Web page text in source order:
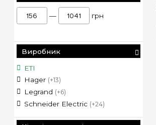
— грн
Виробник
ETI
Hager (+13)
Legrand (+6)
Schneider Electric (+24)